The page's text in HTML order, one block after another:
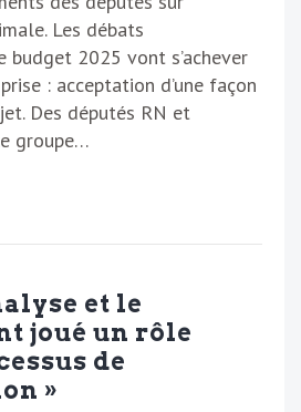
Les débats
budget 2025 vont s’achever
: acceptation d’une façon
Des députés RN et
groupe…
et le
joué un rôle
de
»